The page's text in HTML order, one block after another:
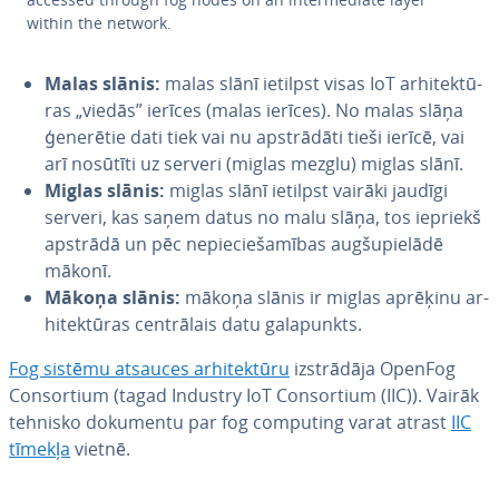
within the network.
Malas slānis: malas slānī ietilpst visas IoT ar­hi­tek­tū­
ras „viedās” ierīces (malas ierīces). No malas slāņa
ģenerētie dati tiek vai nu ap­strā­dā­ti tieši ierīcē, vai
arī nosūtīti uz serveri (miglas mezglu) miglas slānī.
Miglas slānis: miglas slānī ietilpst vairāki jaudīgi
serveri, kas saņem datus no malu slāņa, tos iepriekš
apstrādā un pēc ne­pie­cie­ša­mī­bas aug­šu­pie­lā­dē
mākonī.
Mākoņa slānis: mākoņa slānis ir miglas aprēķinu ar­
hi­tek­tū­ras cen­trā­lais datu ga­la­punkts.
Fog sistēmu atsauces ar­hi­tek­tū­ru iz­strā­dā­ja OpenFog
Con­sor­tium (tagad Industry IoT Con­sor­tium (IIC)). Vairāk
tehnisko dokumentu par fog computing varat atrast IIC
tīmekļa vietnē.